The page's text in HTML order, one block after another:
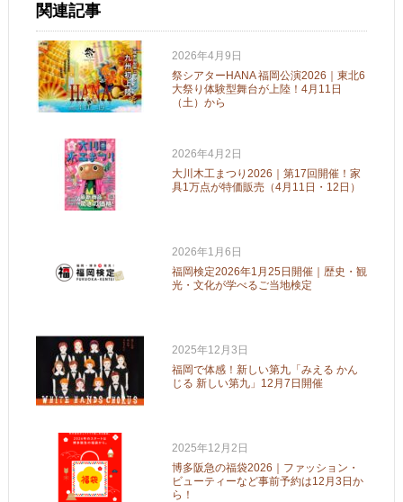
関連記事
2026年4月9日
祭シアターHANA 福岡公演2026｜東北6
大祭り体験型舞台が上陸！4月11日
（土）から
2026年4月2日
大川木工まつり2026｜第17回開催！家
具1万点が特価販売（4月11日・12日）
2026年1月6日
福岡検定2026年1月25日開催｜歴史・観
光・文化が学べるご当地検定
2025年12月3日
福岡で体感！新しい第九「みえる かん
じる 新しい第九」12月7日開催
2025年12月2日
博多阪急の福袋2026｜ファッション・
ビューティーなど事前予約は12月3日か
ら！